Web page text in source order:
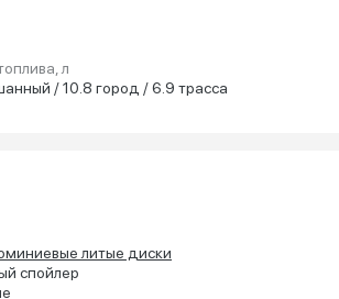
л
/ 10.8 город / 6.9 трасса
литые диски
спойлер